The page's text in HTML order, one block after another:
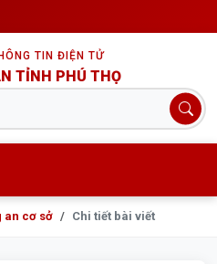
TIN ĐIỆN TỬ
TỈNH PHÚ THỌ
an cơ sở Chi tiết bài viết